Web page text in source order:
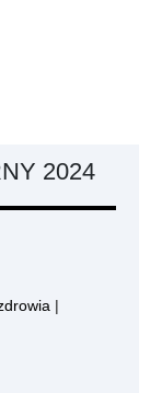
2024
|